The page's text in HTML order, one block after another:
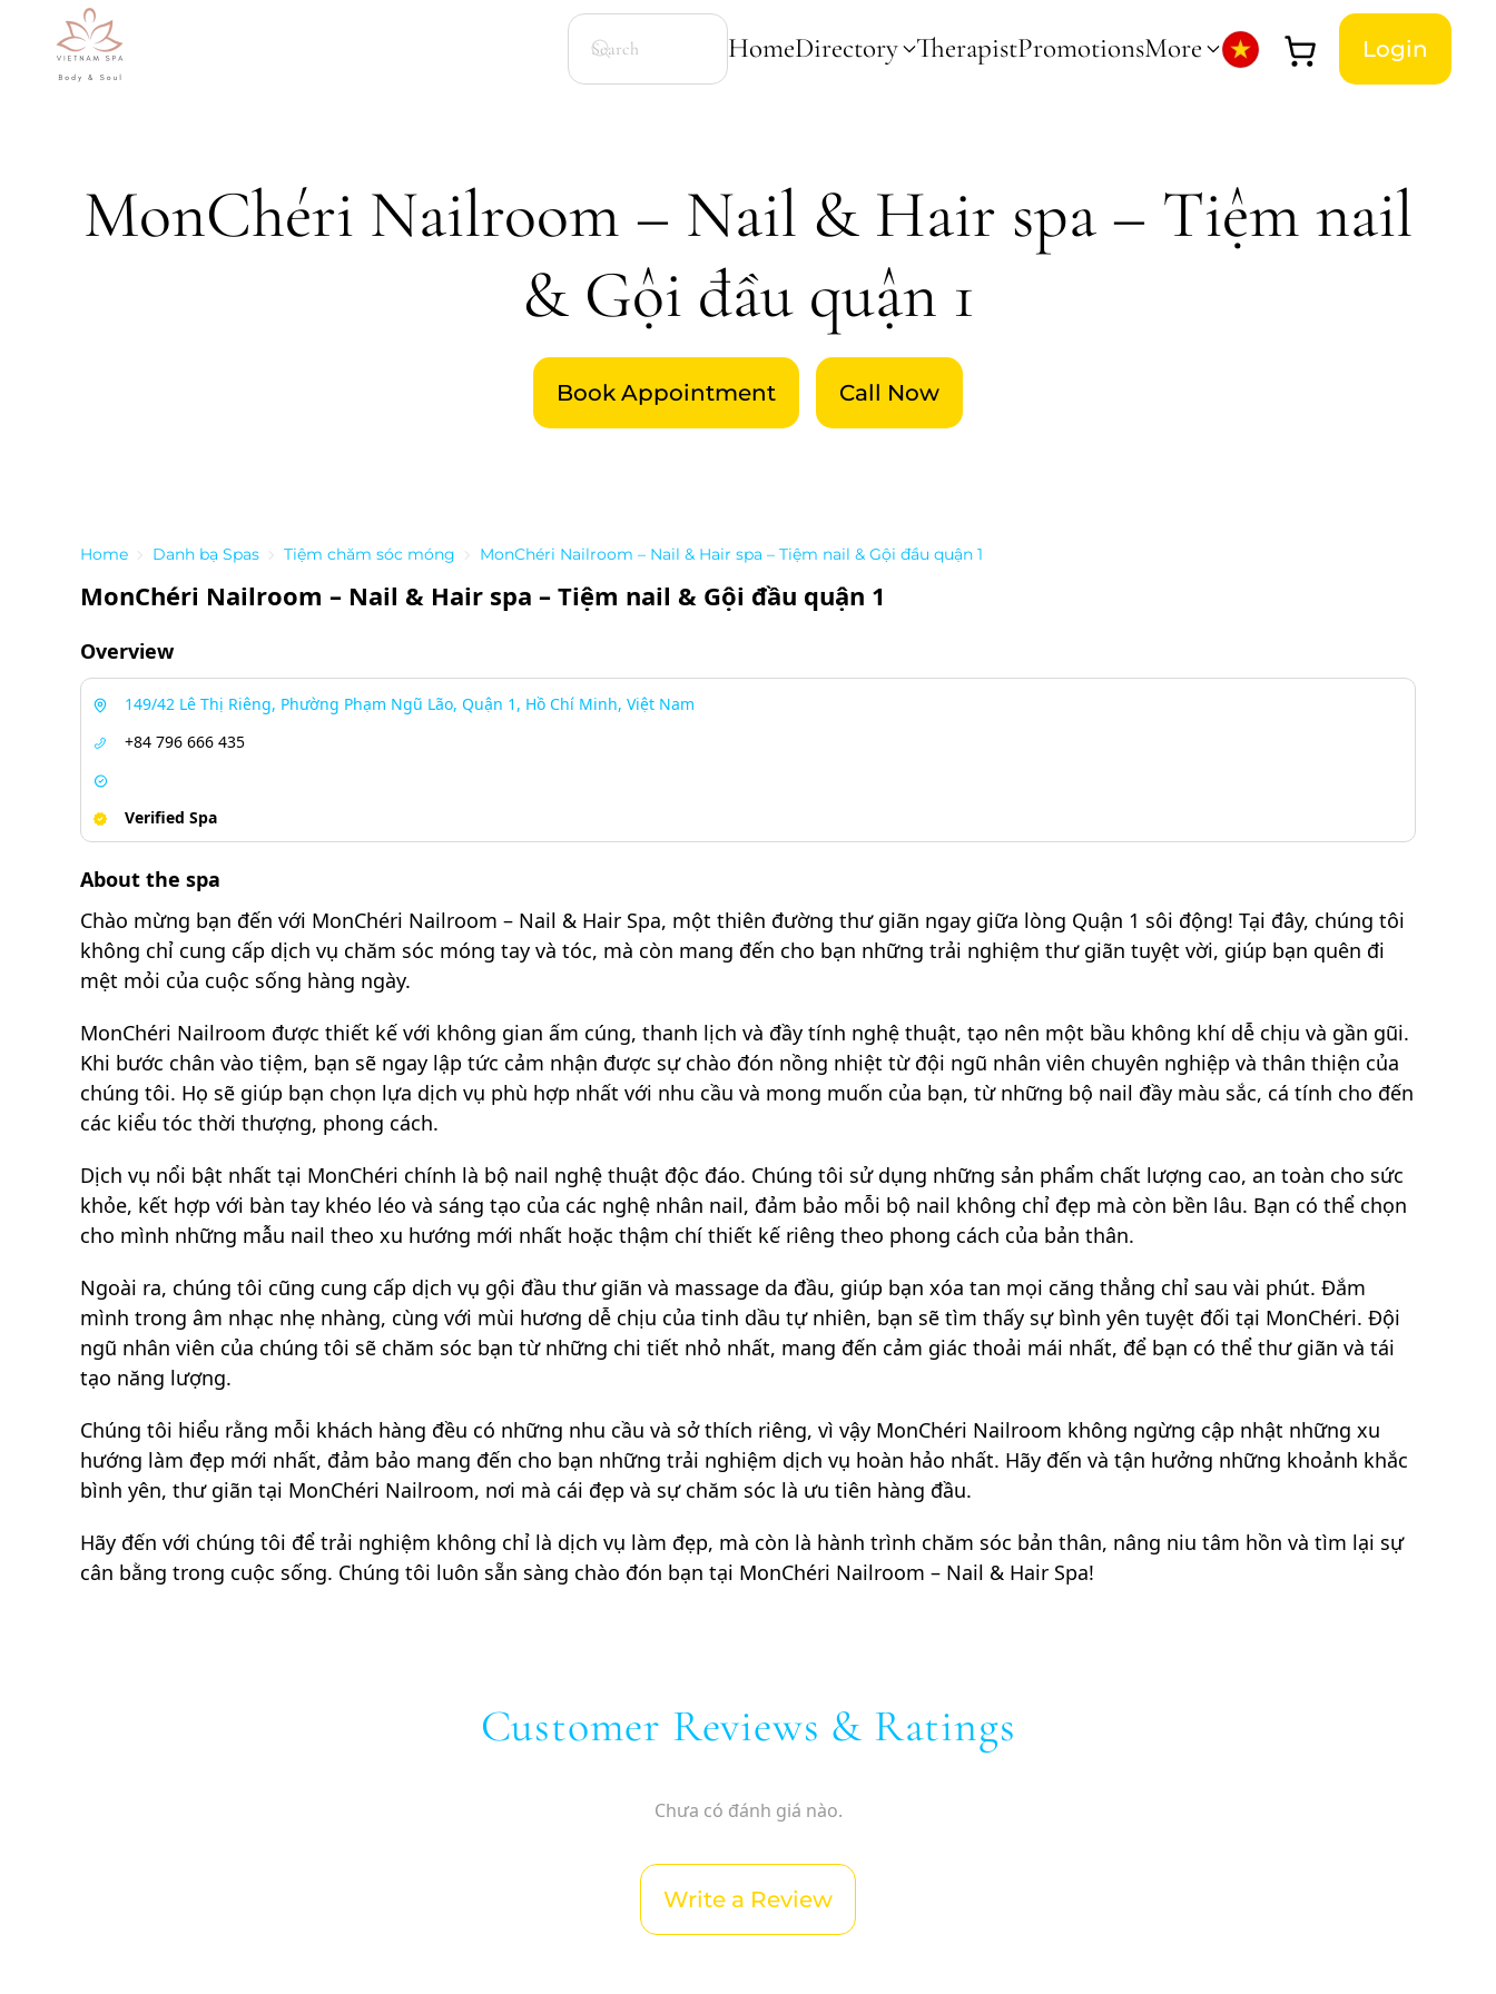
Skip to main content HomeDirectory TherapistPromotionsMore Login
MonChéri Nailroom – Nail & Hair spa – Tiệm nail
& Gội đầu quận 1
Book Appointment Call Now
Home Danh bạ Spas Tiệm chăm sóc móng MonChéri Nailroom – Nail & Hair spa – Tiệm nail & Gội đầu quận 1
MonChéri Nailroom – Nail & Hair spa – Tiệm nail & Gội đầu quận 1
Overview
149/42 Lê Thị Riêng, Phường Phạm Ngũ Lão, Quận 1, Hồ Chí Minh, Việt Nam
+84 796 666 435
Verified Spa
About the spa
Chào mừng bạn đến với MonChéri Nailroom – Nail & Hair Spa, một thiên đường thư giãn ngay giữa lòng Quận 1 sôi động! Tại đây, chúng tôi
không chỉ cung cấp dịch vụ chăm sóc móng tay và tóc, mà còn mang đến cho bạn những trải nghiệm thư giãn tuyệt vời, giúp bạn quên đi
mệt mỏi của cuộc sống hàng ngày.
MonChéri Nailroom được thiết kế với không gian ấm cúng, thanh lịch và đầy tính nghệ thuật, tạo nên một bầu không khí dễ chịu và gần gũi.
Khi bước chân vào tiệm, bạn sẽ ngay lập tức cảm nhận được sự chào đón nồng nhiệt từ đội ngũ nhân viên chuyên nghiệp và thân thiện của
chúng tôi. Họ sẽ giúp bạn chọn lựa dịch vụ phù hợp nhất với nhu cầu và mong muốn của bạn, từ những bộ nail đầy màu sắc, cá tính cho đến
các kiểu tóc thời thượng, phong cách.
Dịch vụ nổi bật nhất tại MonChéri chính là bộ nail nghệ thuật độc đáo. Chúng tôi sử dụng những sản phẩm chất lượng cao, an toàn cho sức
khỏe, kết hợp với bàn tay khéo léo và sáng tạo của các nghệ nhân nail, đảm bảo mỗi bộ nail không chỉ đẹp mà còn bền lâu. Bạn có thể chọn
cho mình những mẫu nail theo xu hướng mới nhất hoặc thậm chí thiết kế riêng theo phong cách của bản thân.
Ngoài ra, chúng tôi cũng cung cấp dịch vụ gội đầu thư giãn và massage da đầu, giúp bạn xóa tan mọi căng thẳng chỉ sau vài phút. Đắm
mình trong âm nhạc nhẹ nhàng, cùng với mùi hương dễ chịu của tinh dầu tự nhiên, bạn sẽ tìm thấy sự bình yên tuyệt đối tại MonChéri. Đội
ngũ nhân viên của chúng tôi sẽ chăm sóc bạn từ những chi tiết nhỏ nhất, mang đến cảm giác thoải mái nhất, để bạn có thể thư giãn và tái
tạo năng lượng.
Chúng tôi hiểu rằng mỗi khách hàng đều có những nhu cầu và sở thích riêng, vì vậy MonChéri Nailroom không ngừng cập nhật những xu
hướng làm đẹp mới nhất, đảm bảo mang đến cho bạn những trải nghiệm dịch vụ hoàn hảo nhất. Hãy đến và tận hưởng những khoảnh khắc
bình yên, thư giãn tại MonChéri Nailroom, nơi mà cái đẹp và sự chăm sóc là ưu tiên hàng đầu.
Hãy đến với chúng tôi để trải nghiệm không chỉ là dịch vụ làm đẹp, mà còn là hành trình chăm sóc bản thân, nâng niu tâm hồn và tìm lại sự
cân bằng trong cuộc sống. Chúng tôi luôn sẵn sàng chào đón bạn tại MonChéri Nailroom – Nail & Hair Spa!
Customer Reviews & Ratings
Chưa có đánh giá nào.
Write a Review